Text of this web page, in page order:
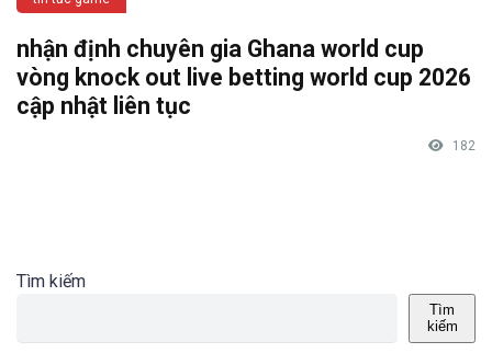
nhận định chuyên gia Ghana world cup
vòng knock out live betting world cup 2026
cập nhật liên tục
182
Tìm kiếm
Tìm
kiếm